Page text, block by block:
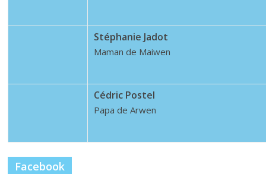
Stéphanie Jadot
Maman de Maiwen
Cédric Postel
Papa de Arwen
Facebook